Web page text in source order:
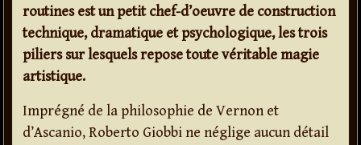
routines est un petit chef-d’oeuvre de construction
technique, dramatique et psychologique, les trois
piliers sur lesquels repose toute véritable magie
artistique.
Imprégné de la philosophie de Vernon et
d’Ascanio, Roberto Giobbi ne néglige aucun détail